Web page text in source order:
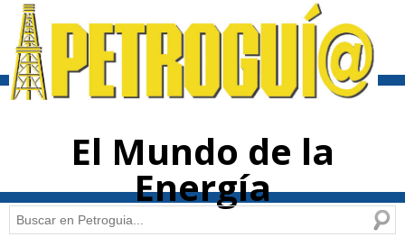
contenido
El Mundo de la
Energía
Buscar